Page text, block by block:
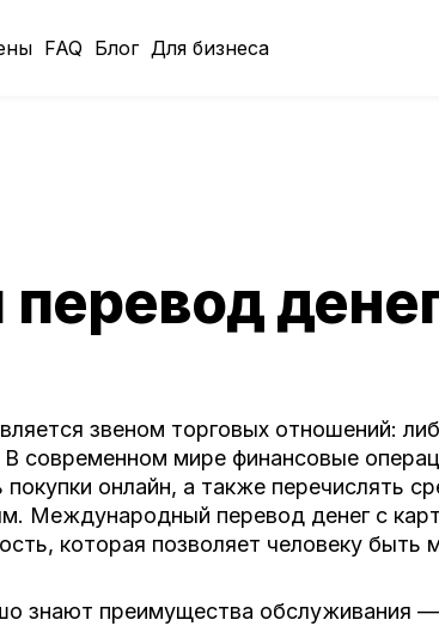
FAQ Блог Для бизнеса
звеном торговых отношений:
современном мире финансовые
онлайн, а также перечислять
Международный перевод денег с
которая позволяет человеку
знают преимущества обслуживания